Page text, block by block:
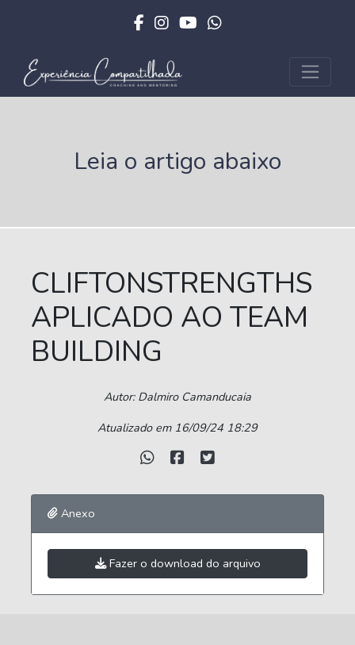
Leia o artigo abaixo
CLIFTONSTRENGTHS
APLICADO AO TEAM
BUILDING
Autor: Dalmiro Camanducaia
Atualizado em 16/09/24 18:29
Anexo
Fazer o download do arquivo